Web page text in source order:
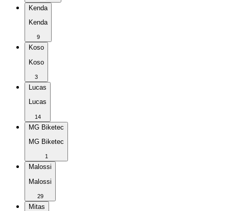
Kenda
Kenda
9
Koso
Koso
3
Lucas
Lucas
14
MG Biketec
MG Biketec
1
Malossi
Malossi
29
Mitas